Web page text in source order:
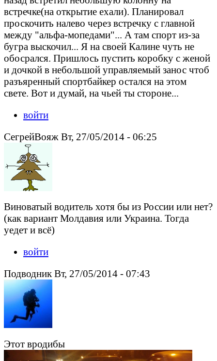
встречке(на открытие ехали). Планировал
проскочить налево через встречку с главной
между "альфа-мопедами"... А там спорт из-за
бугра выскочил... Я на своей Калине чуть не
обосрался. Пришлось пустить коробку с женой
и дочкой в небольшой управляемый занос чтоб
разъяренный спортбайкер остался на этом
свете. Вот и думай, на чьей ты стороне...
войти
СегрейВояж Вт, 27/05/2014 - 06:25
Виноватый водитель хотя бы из России или нет?
(как вариант Молдавия или Украина. Тогда
уедет и всё)
войти
Подводник Вт, 27/05/2014 - 07:43
Этот вродибы